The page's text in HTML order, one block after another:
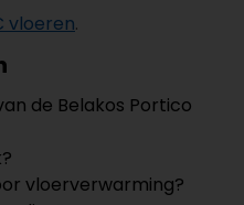
vloeren.
de Belakos Portico
vloerverwarming?